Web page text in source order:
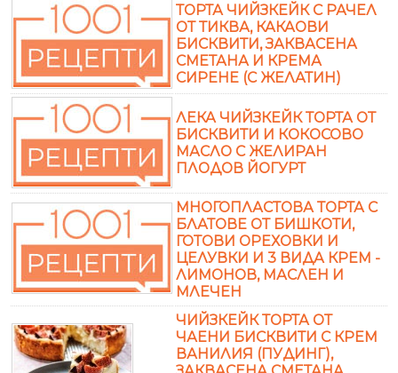
ТОРТА ЧИЙЗКЕЙК С РАЧЕЛ
ОТ ТИКВА, КАКАОВИ
БИСКВИТИ, ЗАКВАСЕНА
СМЕТАНА И КРЕМА
СИРЕНЕ (С ЖЕЛАТИН)
ЛЕКА ЧИЙЗКЕЙК ТОРТА ОТ
БИСКВИТИ И КОКОСОВО
МАСЛО С ЖЕЛИРАН
ПЛОДОВ ЙОГУРТ
МНОГОПЛАСТОВА ТОРТА С
БЛАТОВЕ ОТ БИШКОТИ,
ГОТОВИ ОРЕХОВКИ И
ЦЕЛУВКИ И 3 ВИДА КРЕМ -
ЛИМОНОВ, МАСЛЕН И
МЛЕЧЕН
ЧИЙЗКЕЙК ТОРТА ОТ
ЧАЕНИ БИСКВИТИ С КРЕМ
ВАНИЛИЯ (ПУДИНГ),